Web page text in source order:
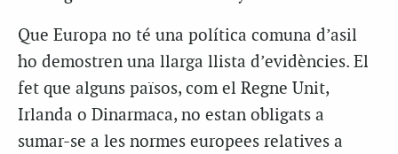
Que Europa no té una política comuna d’asil
ho demostren una llarga llista d’evidències. El
fet que alguns països, com el Regne Unit,
Irlanda o Dinarmaca, no estan obligats a
sumar-se a les normes europees relatives a